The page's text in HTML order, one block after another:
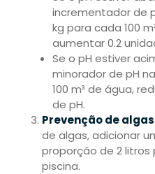
incrementador de
kg para cada 100
aumentar 0.2
Se o pH estiver
minorador de pH
100 m³ de água,
de pH.
Prevenção de algas
de algas, adicionar
proporção de 2 litros
piscina.